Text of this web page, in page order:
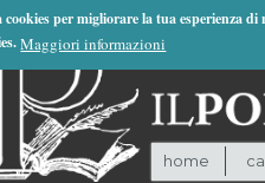
cookies per migliorare la tua esperienza
Maggiori informazioni
home